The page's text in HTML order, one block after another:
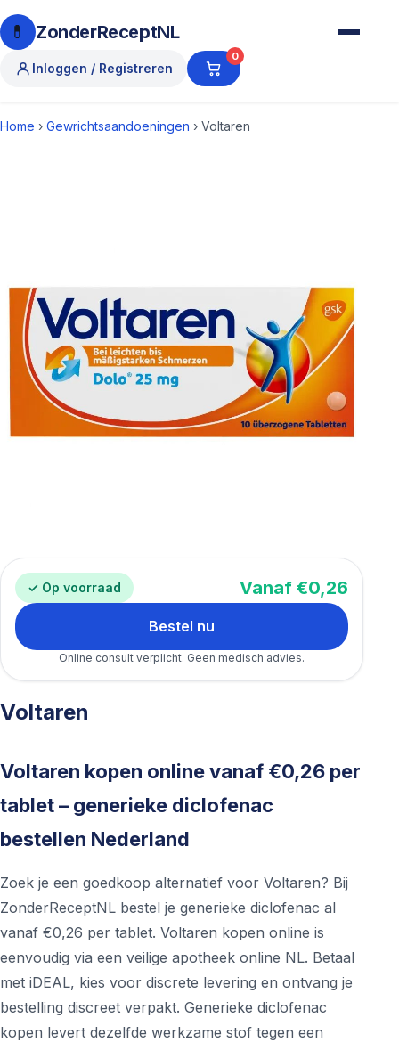
💊 ZonderReceptNL
Inloggen / Registreren
0
Home › Gewrichtsaandoeningen › Voltaren
✓ Op voorraad Vanaf €0,26
Bestel nu
Online consult verplicht. Geen medisch advies.
Voltaren
Voltaren kopen online vanaf €0,26 per
tablet – generieke diclofenac
bestellen Nederland
Zoek je een goedkoop alternatief voor Voltaren? Bij
ZonderReceptNL bestel je generieke diclofenac al
vanaf €0,26 per tablet. Voltaren kopen online is
eenvoudig via een veilige apotheek online NL. Betaal
met iDEAL, kies voor discrete levering en ontvang je
bestelling discreet verpakt. Generieke diclofenac
kopen levert dezelfde werkzame stof tegen een